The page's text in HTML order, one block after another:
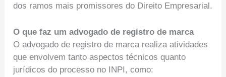
dos ramos mais promissores do Direito Empresarial.
O que faz um advogado de registro de marca
O advogado de registro de marca realiza atividades
que envolvem tanto aspectos técnicos quanto
jurídicos do processo no INPI, como: